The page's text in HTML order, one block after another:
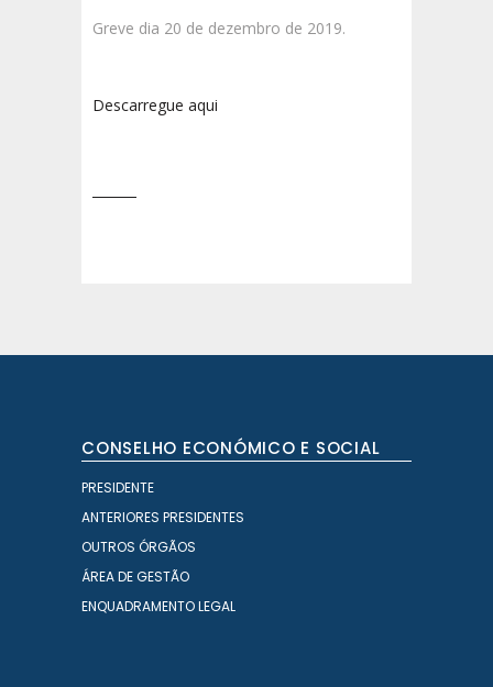
Greve dia 20 de dezembro de 2019.
Descarregue aqui
CONSELHO ECONÓMICO E SOCIAL
PRESIDENTE
ANTERIORES PRESIDENTES
OUTROS ÓRGÃOS
ÁREA DE GESTÃO
ENQUADRAMENTO LEGAL